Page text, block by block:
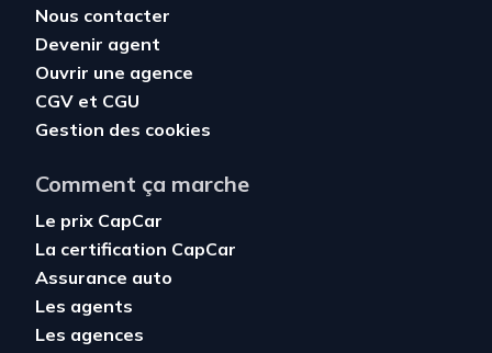
Nous contacter
Devenir agent
Ouvrir une agence
CGV et CGU
Gestion des cookies
Comment ça marche
Le prix CapCar
La certification CapCar
Assurance auto
Les agents
Les agences